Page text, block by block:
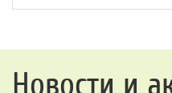
Новости и